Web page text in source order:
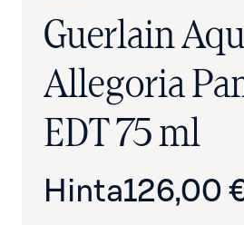
Guerlain
Allegoria
EDT 75 ml
Hinta126,00